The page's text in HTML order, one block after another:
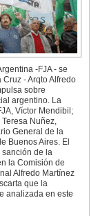
-FJA - se
- Arqto Alfredo
sobre
argentino. La
Víctor Mendibil;
Nuñez,
General de la
Buenos Aires. El
sanción de la
la Comisión de
Alfredo Martínez
que la
analizada en este